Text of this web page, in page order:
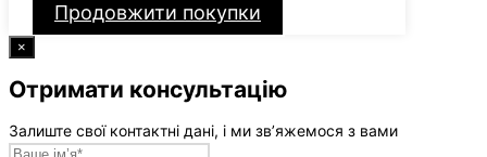
Продовжити покупки
×
Отримати консультацію
Залиште свої контактні дані, і ми зв’яжемося з вами